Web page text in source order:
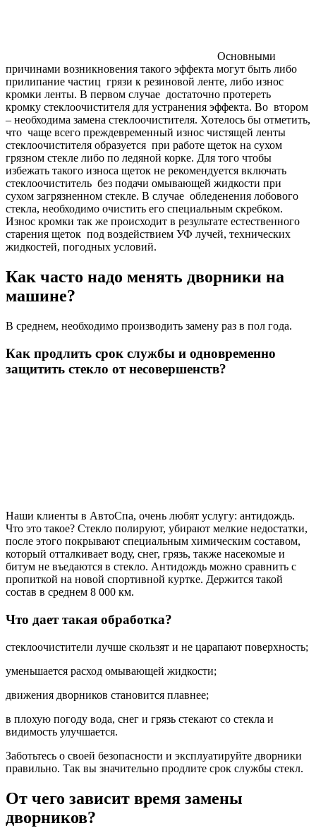
Основными
причинами возникновения такого эффекта могут быть либо
прилипание частиц грязи к резиновой ленте, либо износ
кромки ленты. В первом случае достаточно протереть
кромку стеклоочистителя для устранения эффекта. Во втором
– необходима замена стеклоочистителя. Хотелось бы отметить,
что чаще всего преждевременный износ чистящей ленты
стеклоочистителя образуется при работе щеток на сухом
грязном стекле либо по ледяной корке. Для того чтобы
избежать такого износа щеток не рекомендуется включать
стеклоочиститель без подачи омывающей жидкости при
сухом загрязненном стекле. В случае обледенения лобового
стекла, необходимо очистить его специальным скребком.
Износ кромки так же происходит в результате естественного
старения щеток под воздействием УФ лучей, технических
жидкостей, погодных условий.
Как часто надо менять дворники на
машине?
В среднем, необходимо производить замену раз в пол года.
Как продлить срок службы и одновременно
защитить стекло от несовершенств?
Наши клиенты в АвтоСпа, очень любят услугу: антидождь.
Что это такое? Стекло полируют, убирают мелкие недостатки,
после этого покрывают специальным химическим составом,
который отталкивает воду, снег, грязь, также насекомые и
битум не въедаются в стекло. Антидождь можно сравнить с
пропиткой на новой спортивной куртке. Держится такой
состав в среднем 8 000 км.
Что дает такая обработка?
стеклоочистители лучше скользят и не царапают поверхность;
уменьшается расход омывающей жидкости;
движения дворников становится плавнее;
в плохую погоду вода, снег и грязь стекают со стекла и
видимость улучшается.
Заботьтесь о своей безопасности и эксплуатируйте дворники
правильно. Так вы значительно продлите срок службы стекл.
От чего зависит время замены
дворников?